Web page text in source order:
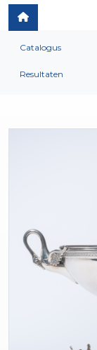
Catalogus
Resultaten